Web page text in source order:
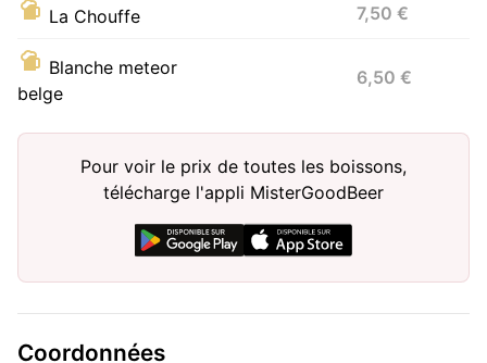
La Chouffe 7,50 €
Blanche meteor
belge
6,50 €
Pour voir le prix de toutes les boissons,
télécharge l'appli MisterGoodBeer
Coordonnées